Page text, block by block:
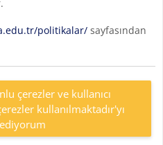
politikalar/sayfasından
çerezler ve kullanıcı
kullanılmaktadır'yı